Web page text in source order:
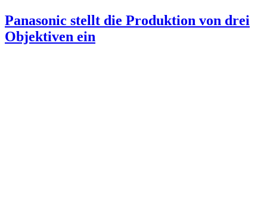
Panasonic stellt die Produktion von drei
Objektiven ein